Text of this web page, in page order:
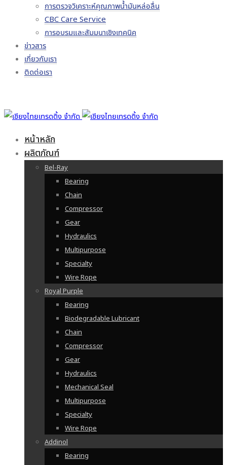
การตรวจวิเคราะห์คุณภาพน้ำมันหล่อลื่น
CBC Care Service
การอบรมและสัมมนาเชิงเทคนิค
ข่าวสาร
เกี่ยวกับเรา
ติดต่อเรา
หน้าหลัก
ผลิตภัณฑ์
Bel-Ray
Bearing
Chain
Compressor
Gear
Hydraulics
Multipurpose
Specialty
Wire Rope
Royal Purple
Bearing
Biodegradable Lubricant
Chain
Compressor
Gear
Hydraulics
Mechanical Seal
Multipurpose
Specialty
Wire Rope
Addinol
Bearing